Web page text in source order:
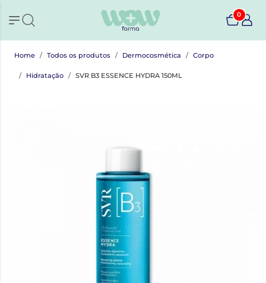
0
Home Todos os produtos Dermocosmética Corpo
Hidratação SVR B3 ESSENCE HYDRA 150ML